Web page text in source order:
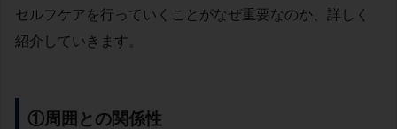
セルフケアを行っていくことがなぜ重要なのか、詳しく
紹介していきます。
①周囲との関係性